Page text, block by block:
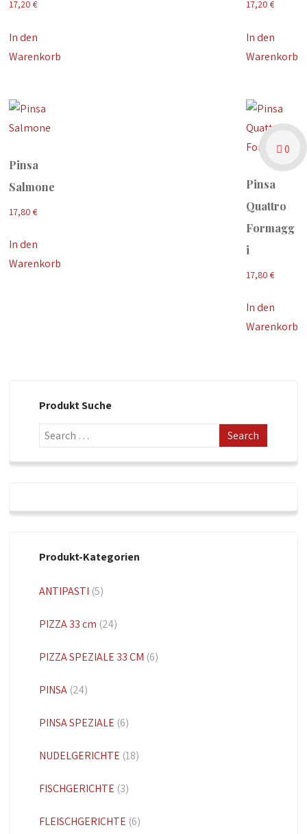
17,20€
In den
Warenkorb
17,20 €
In den
Warenkorb
Pinsa
Salmone
17,80€
In den
Warenkorb
Pinsa
Quattro
Formagg
i
17,80 €
In den
Warenkorb
Produkt Suche
Produkt-Kategorien
ANTIPASTI (5)
PIZZA 33 cm (24)
PIZZA SPEZIALE 33 CM (6)
PINSA (24)
PINSA SPEZIALE (6)
NUDELGERICHTE (18)
FISCHGERICHTE (3)
FLEISCHGERICHTE (6)
0